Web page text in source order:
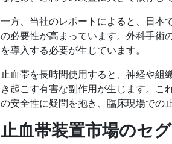
一方、当社のレポートによると、日本
の必要性が高まっています。外科手術
を導入する必要が生じています。
止血帯を長時間使用すると、神経や組
き起こす有害な副作用が生じます。こ
の安全性に疑問を抱き、臨床現場での
止血帯装置市場のセ